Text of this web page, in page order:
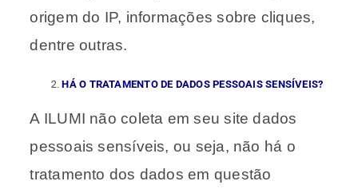
origem do IP, informações sobre cliques,
dentre outras.
HÁ O TRATAMENTO DE DADOS PESSOAIS SENSÍVEIS?
A ILUMI não coleta em seu site dados
pessoais sensíveis, ou seja, não há o
tratamento dos dados em questão